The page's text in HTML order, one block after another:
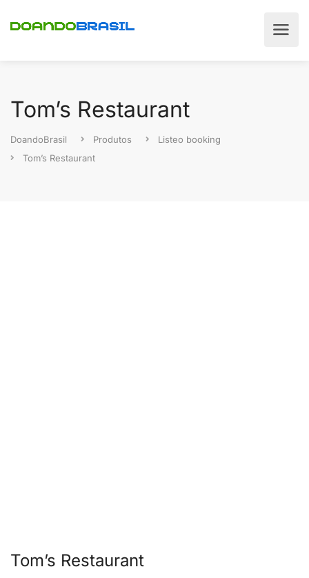
Tom’s Restaurant
DoandoBrasil Produtos
Listeo booking
Tom’s Restaurant
Tom’s Restaurant